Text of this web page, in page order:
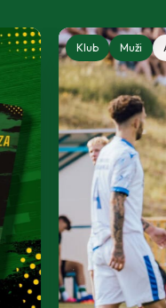
Klub Muži